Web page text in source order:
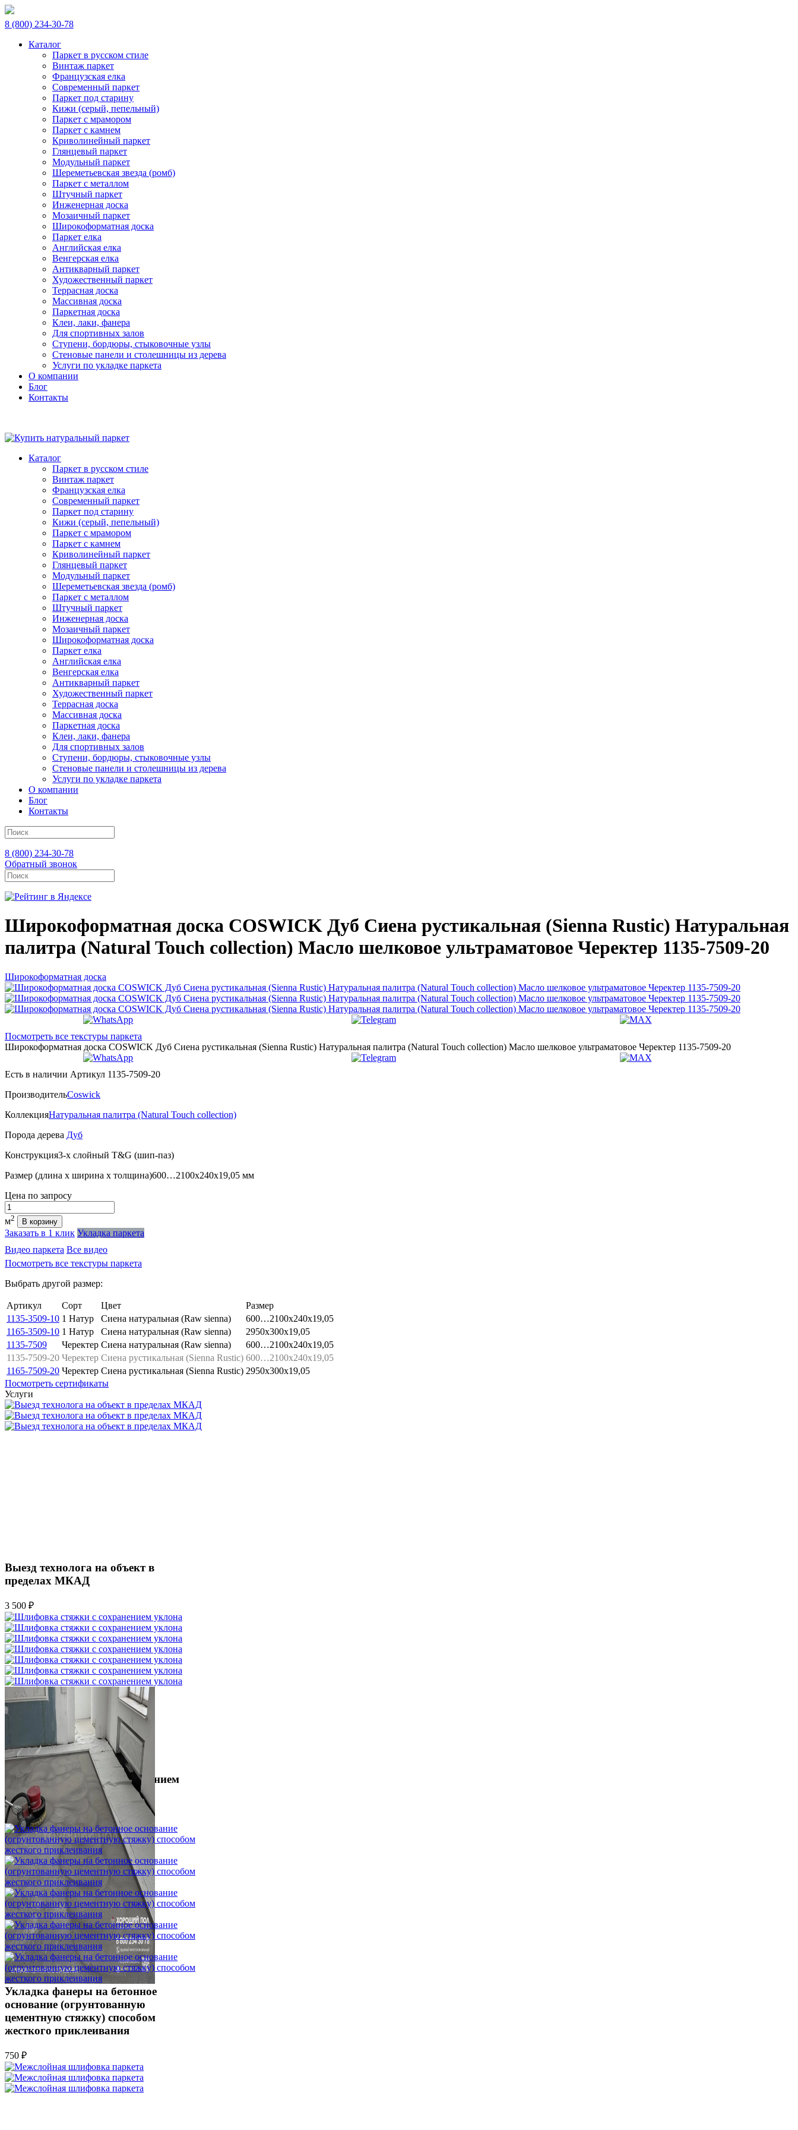
8 (800) 234-30-78
Каталог
Паркет в русском стиле
Винтаж паркет
Французская елка
Современный паркет
Паркет под старину
Кижи (серый, пепельный)
Паркет с мрамором
Паркет с камнем
Криволинейный паркет
Глянцевый паркет
Модульный паркет
Шереметьевская звезда (ромб)
Паркет с металлом
Штучный паркет
Инженерная доска
Мозаичный паркет
Широкоформатная доска
Паркет елка
Английская елка
Венгерская елка
Антикварный паркет
Художественный паркет
Террасная доска
Массивная доска
Паркетная доска
Клеи, лаки, фанера
Для спортивных залов
Ступени, бордюры, стыковочные узлы
Стеновые панели и столешницы из дерева
Услуги по укладке паркета
О компании
Блог
Контакты
Каталог
Паркет в русском стиле
Винтаж паркет
Французская елка
Современный паркет
Паркет под старину
Кижи (серый, пепельный)
Паркет с мрамором
Паркет с камнем
Криволинейный паркет
Глянцевый паркет
Модульный паркет
Шереметьевская звезда (ромб)
Паркет с металлом
Штучный паркет
Инженерная доска
Мозаичный паркет
Широкоформатная доска
Паркет елка
Английская елка
Венгерская елка
Антикварный паркет
Художественный паркет
Террасная доска
Массивная доска
Паркетная доска
Клеи, лаки, фанера
Для спортивных залов
Ступени, бордюры, стыковочные узлы
Стеновые панели и столешницы из дерева
Услуги по укладке паркета
О компании
Блог
Контакты
8 (800) 234-30-78
Обратный звонок
Широкоформатная доска COSWICK Дуб Сиена рустикальная (Sienna Rustic) Натуральная
палитра (Natural Touch collection) Масло шелковое ультраматовое Черектер 1135-7509-20
Широкоформатная доска
Посмотреть все текстуры паркета
Широкоформатная доска COSWICK Дуб Сиена рустикальная (Sienna Rustic) Натуральная палитра (Natural Touch collection) Масло шелковое ультраматовое Черектер 1135-7509-20
Есть в наличии Артикул 1135-7509-20
ПроизводительCoswick
КоллекцияНатуральная палитра (Natural Touch collection)
Порода дерева Дуб
Конструкция3-х слойный T&G (шип-паз)
Размер (длина х ширина х толщина)600…2100х240х19,05 мм
Цена по запросу
Количество
м2 В корзину
Заказать в 1 клик Укладка паркета
Видео паркета Все видео
Посмотреть все текстуры паркета
Выбрать другой размер:
Артикул Сорт Цвет
Размер
1135-3509-10 1 Натур Сиена натуральная (Raw sienna)
600…2100x240x19,05
1165-3509-10 1 Натур Сиена натуральная (Raw sienna)
2950x300x19,05
1135-7509
Черектер Сиена натуральная (Raw sienna)
600…2100x240x19,05
1135-7509-20 Черектер Сиена рустикальная (Sienna Rustic) 600…2100x240x19,05
1165-7509-20 Черектер Сиена рустикальная (Sienna Rustic) 2950x300x19,05
Посмотреть сертификаты
Услуги
Выезд технолога на объект в
пределах МКАД
3 500 ₽
Шлифовка стяжки с сохранением
уклона
1 500 ₽
Укладка фанеры на бетонное
основание (огрунтованную
цементную стяжку) способом
жесткого приклеивания
750 ₽